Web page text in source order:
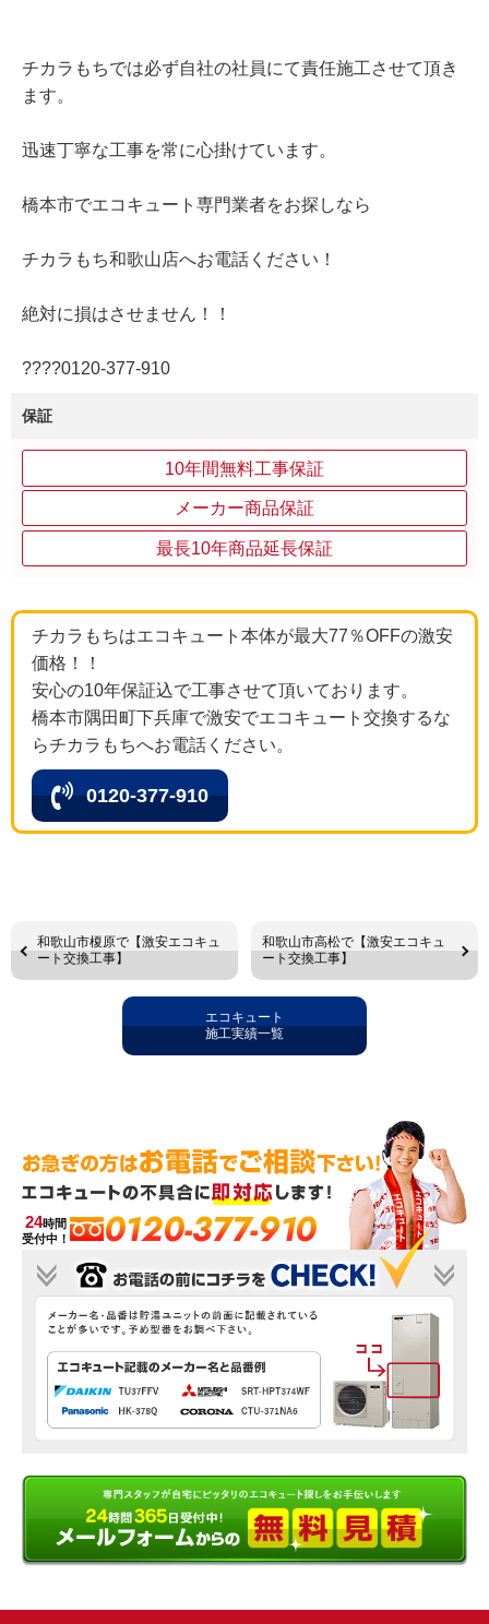
チカラもちでは必ず自社の社員にて責任施工させて頂き
ます。
迅速丁寧な工事を常に心掛けています。
橋本市でエコキュート専門業者をお探しなら
チカラもち和歌山店へお電話ください！
絶対に損はさせません！！
????0120‐377‐910
保証
10年間無料工事保証
メーカー商品保証
最長10年商品延長保証
チカラもちはエコキュート本体が最大77％OFFの激安
価格！！
安心の10年保証込で工事させて頂いております。
橋本市隅田町下兵庫で激安でエコキュート交換するな
らチカラもちへお電話ください。
0120-377-910
和歌山市榎原で【激安エコキュ
ート交換工事】
和歌山市高松で【激安エコキュ
ート交換工事】
エコキュート
施工実績一覧
24時間
受付中！
0120-377-910